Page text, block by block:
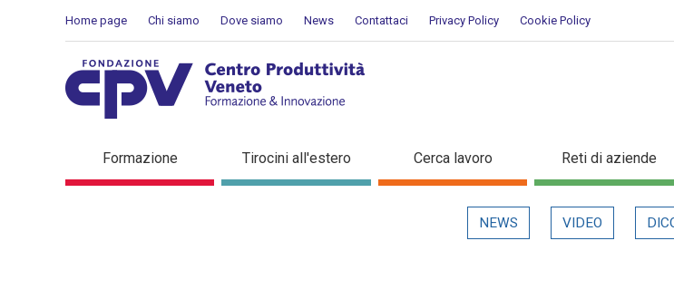
Home page Chi siamo Dove siamo News Contattaci Privacy Policy Cookie Policy
Bando della Regione Veneto per progetti di
Formazione Tirocini all'estero Cerca lavoro Reti di aziende
NEWS VIDEO